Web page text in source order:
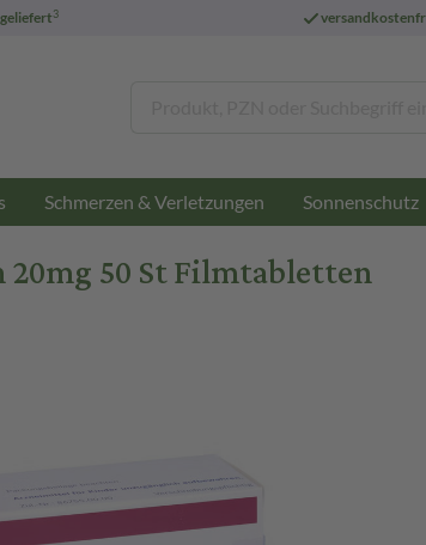
3
Schmerzen & Verletzungen Sonnenschutz
50 St Filmtabletten